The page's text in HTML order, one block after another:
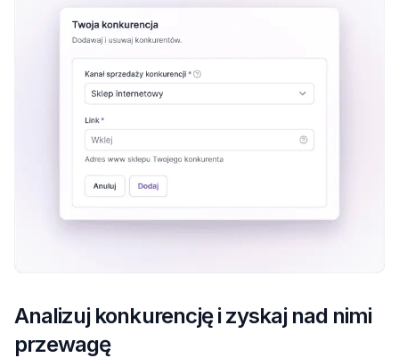
Analizuj konkurencję i zyskaj nad nimi
przewagę